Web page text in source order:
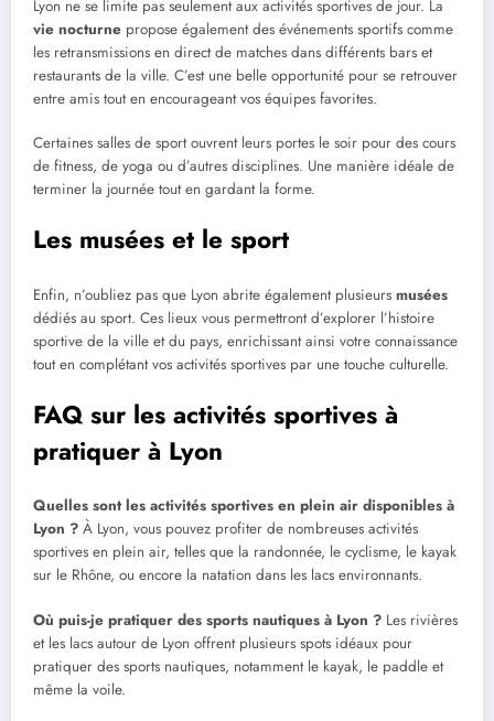
Lyon ne se limite pas seulement aux activités sportives de jour. La
vie nocturne propose également des événements sportifs comme
les retransmissions en direct de matches dans différents bars et
restaurants de la ville. C’est une belle opportunité pour se retrouver
entre amis tout en encourageant vos équipes favorites.
Certaines salles de sport ouvrent leurs portes le soir pour des cours
de fitness, de yoga ou d’autres disciplines. Une manière idéale de
terminer la journée tout en gardant la forme.
Les musées et le sport
Enfin, n’oubliez pas que Lyon abrite également plusieurs musées
dédiés au sport. Ces lieux vous permettront d’explorer l’histoire
sportive de la ville et du pays, enrichissant ainsi votre connaissance
tout en complétant vos activités sportives par une touche culturelle.
FAQ sur les activités sportives à
pratiquer à Lyon
Quelles sont les activités sportives en plein air disponibles à
Lyon ? À Lyon, vous pouvez profiter de nombreuses activités
sportives en plein air, telles que la randonnée, le cyclisme, le kayak
sur le Rhône, ou encore la natation dans les lacs environnants.
Où puis-je pratiquer des sports nautiques à Lyon ? Les rivières
et les lacs autour de Lyon offrent plusieurs spots idéaux pour
pratiquer des sports nautiques, notamment le kayak, le paddle et
même la voile.